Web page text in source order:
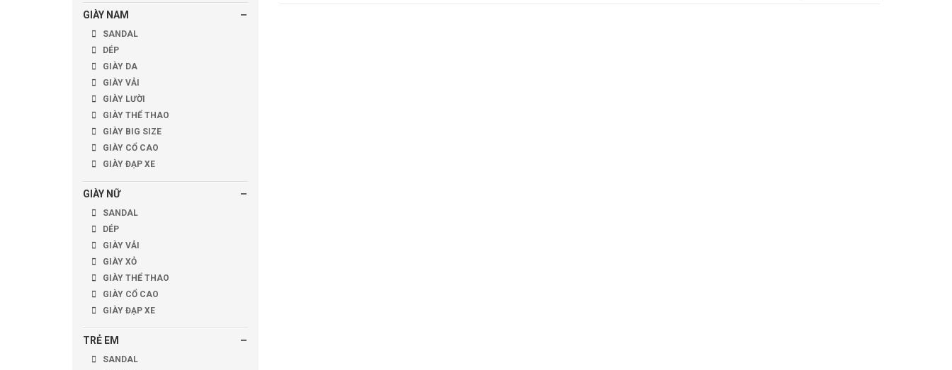
GIÀY NAM
SANDAL
DÉP
GIÀY DA
GIÀY VẢI
GIÀY LƯỜI
GIÀY THỂ THAO
GIÀY BIG SIZE
GIÀY CỔ CAO
GIÀY ĐẠP XE
GIÀY NỮ
SANDAL
DÉP
GIÀY VẢI
GIÀY XỎ
GIÀY THỂ THAO
GIÀY CỔ CAO
GIÀY ĐẠP XE
TRẺ EM
SANDAL